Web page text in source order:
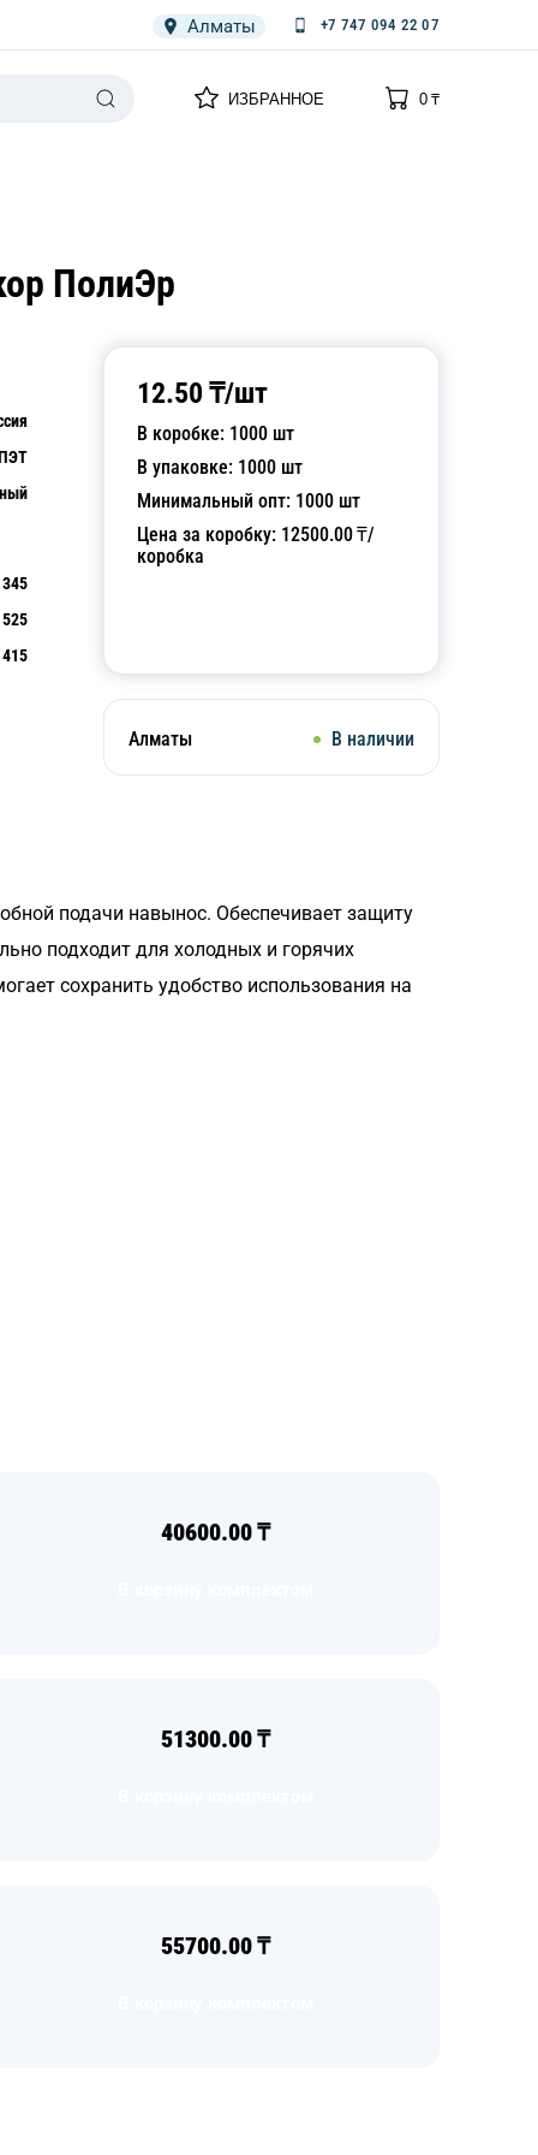
Алматы +7 747 094 22 07
ИЗБРАННОЕ
0
0₸
ПолиЭр
12.50 ₸/шт
В коробке: 1000 шт
В упаковке: 1000 шт
Минимальный опт: 1000 шт
Цена за коробку: 12500.00₸/
коробка
Алматы В наличии
345
525
415
подачи навынос. Обеспечивает защиту
подходит для холодных и горячих
сохранить удобство использования на
40600.00₸
51300.00₸
55700.00₸